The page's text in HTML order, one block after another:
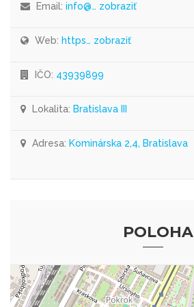
Email: info@… zobraziť
Web: https… zobraziť
IČO: 43939899
Lokalita: Bratislava III
Adresa: Kominárska 2,4, Bratislava
POLOHA